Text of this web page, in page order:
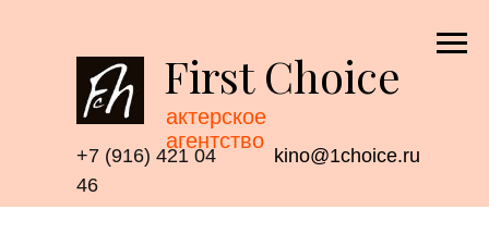
актерское
агентство
First Choice
+7 (916) 421 04
46
kino@1choice.ru